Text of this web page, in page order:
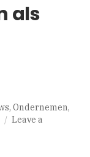
als
, Ondernemen,
Leave a